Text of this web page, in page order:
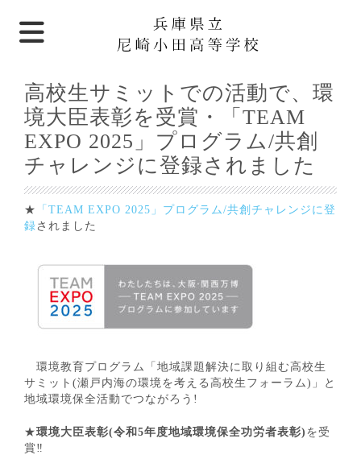
高校生サミットでの活動で、環
境大臣表彰を受賞・「TEAM
EXPO 2025」プログラム/共創
チャレンジに登録されました
★
「TEAM EXPO 2025」プログラム/共創チャレンジに登
録 されました
環境教育プログラム「地域課題解決に取り組む高校生
サミット(瀬戸内海の環境を考える高校生フォーラム)」と
地域環境保全活動でつながろう!
★環境大臣表彰(令和5年度地域環境保全功労者表彰) を受
賞‼